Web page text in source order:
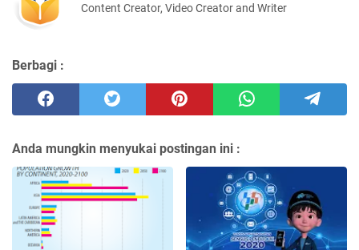
Content Creator, Video Creator and Writer
Berbagi :
Anda mungkin menyukai postingan ini :